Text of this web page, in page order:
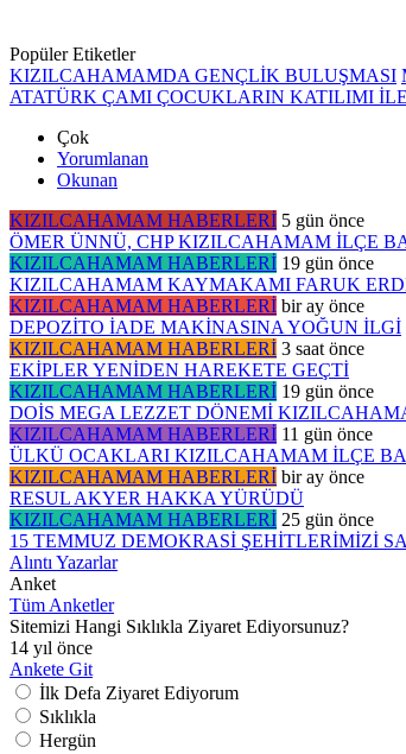
Popüler Etiketler
KIZILCAHAMAMDA GENÇLİK BULUŞMASI
ATATÜRK ÇAMI ÇOCUKLARIN KATILIMI
Çok
Yorumlanan
Okunan
KIZILCAHAMAM HABERLERİ 5 gün önce
ÖMER ÜNNÜ, CHP KIZILCAHAMAM İLÇE
KIZILCAHAMAM HABERLERİ 19 gün önce
KIZILCAHAMAM KAYMAKAMI FARUK
KIZILCAHAMAM HABERLERİ bir ay önce
DEPOZİTO İADE MAKİNASINA YOĞUN İLGİ
KIZILCAHAMAM HABERLERİ 3 saat önce
EKİPLER YENİDEN HAREKETE GEÇTİ
KIZILCAHAMAM HABERLERİ 19 gün önce
DOİS MEGA LEZZET DÖNEMİ
KIZILCAHAMAM HABERLERİ 11 gün önce
ÜLKÜ OCAKLARI KIZILCAHAMAM İLÇE
KIZILCAHAMAM HABERLERİ bir ay önce
RESUL AKYER HAKKA YÜRÜDÜ
KIZILCAHAMAM HABERLERİ 25 gün önce
15 TEMMUZ DEMOKRASİ ŞEHİTLERİMİZİ
Alıntı Yazarlar
Anket
Tüm Anketler
Sitemizi Hangi Sıklıkla Ziyaret Ediyorsunuz?
14 yıl önce
Ankete Git
İlk Defa Ziyaret Ediyorum
Sıklıkla
Hergün